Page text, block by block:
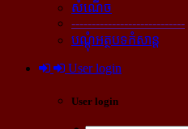
សំណើច
----------------------------
បណ្ដុំអត្ថបទកំសាន្ដ
User login
User login